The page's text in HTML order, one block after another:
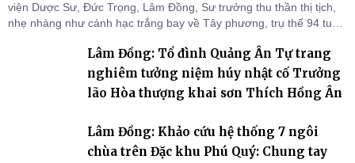
viện Dược Sư, Đức Trọng, Lâm Đồng, Sư trưởng thu thần thị tịch,
nhẹ nhàng như cánh hạc trắng bay về Tây phương, trụ thế 94 tuổi
Lâm Đồng: Tổ đình Quảng Ân Tự trang
nghiêm tưởng niệm húy nhật cố Trưởng
lão Hòa thượng khai sơn Thích Hồng Ân
Lâm Đồng: Khảo cứu hệ thống 7 ngôi
chùa trên Đặc khu Phú Quý: Chung tay